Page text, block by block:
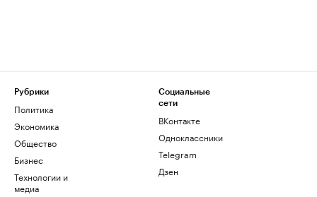
Рубрики
Политика
Экономика
Общество
Бизнес
Технологии и
медиа
Социальные
сети
ВКонтакте
Одноклассники
Telegram
Дзен